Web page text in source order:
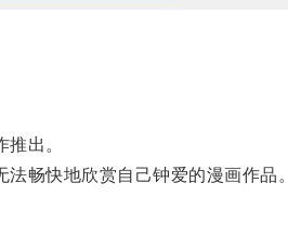
出。
畅快地欣赏自己钟爱的漫画作品。